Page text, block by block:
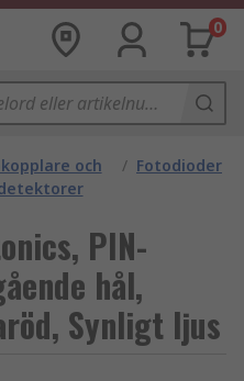
0
och
/ Fotodioder
PIN-
hål,
Synligt ljus